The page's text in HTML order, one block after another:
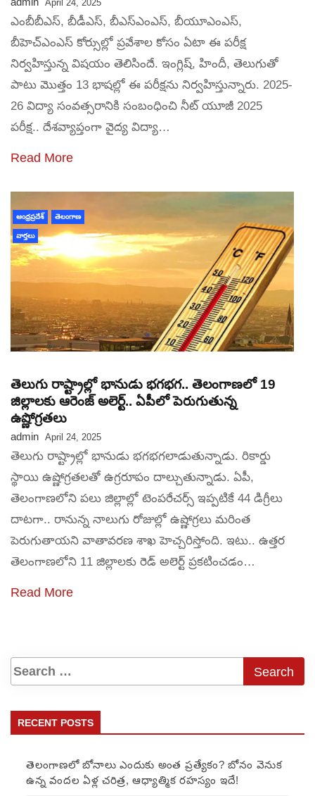
April 24, 2025
ఎంబీబీఎస్‌, బీడీఎస్‌, బీఎస్‌ఎంఎస్‌, బీయూఎంఎస్‌,
బీహెచ్‌ఎంఎస్‌ కోర్సుల్లో ప్రవేశాల కోసం ఏటా ఈ పరీక్ష
నిర్వహిస్తున్న విషయం తెలిసిందే. ఇంగ్లిష్‌, హిందీ, తెలుగుతో
పాటు మొత్తం 13 భాషల్లో ఈ పరీక్షను నిర్వహిస్తున్నారు. 2025-
26 విద్యా సంవత్సరానికి సంబంధించి నీట్‌ యూజీ 2025
పరీక్ష.. దేశవ్యాప్తంగా వైద్య విద్యా…
Read More
ఆంధ్రప్రదేశ్ తెలంగాణ
వార్తలు
తెలుగు రాష్ట్రాల్లో భానుడు భగభగ.. తెలంగాణలో 19
జిల్లాలకు ఆరెంజ్ అలెర్ట్.. ఏపీలో పెరుగుతున్న
ఉష్ణోగ్రతలు
admin April 24, 2025
తెలుగు రాష్ట్రాల్లో భానుడు భగభగలాడుతున్నాడు. రికార్డు
స్థాయి ఉష్ణోగ్రతలతో ఉగ్రరూపం దాల్చుతున్నాడు. ఏపీ,
తెలంగాణలోని పలు జిల్లాల్లో టెంపరేచర్స్‌ ఇప్పటికే 44 డిగ్రీలు
దాటగా.. రానున్న నాలుగు రోజుల్లో ఉష్ణోగ్రలు మరింత
పెరుగుతాయని వాతావరణ శాఖ హెచ్చరిస్తోంది. ఇటు.. ఉత్తర
తెలంగాణలోని 11 జిల్లాలకు రెడ్‌ అలెర్ట్‌ ప్రకటించడం…
Read More
RECENT POSTS
తెలంగాణలో బోనాలు ఎందుకు అంత ప్రత్యేకం? బోనం వెనుక
ఉన్న వందల ఏళ్ల చరిత్ర, ఆధ్యాత్మిక రహస్యం ఇదే!